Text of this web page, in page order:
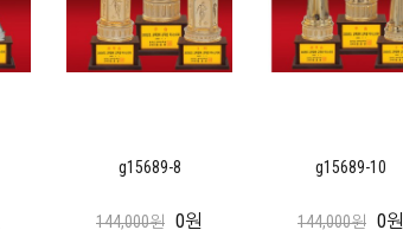
g15689-8
144,000원 0원
g15689-10
144,000원 0원